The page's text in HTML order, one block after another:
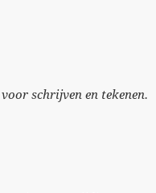
schrijven en tekenen.